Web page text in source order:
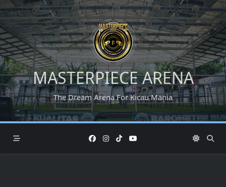
Skip
to
content
MASTERPIECE ARENA
The Dream Arena For Kicau Mania